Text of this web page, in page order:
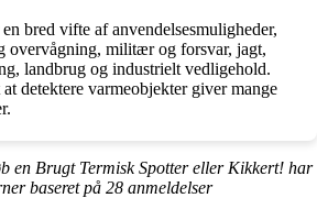
bred vifte af anvendelsesmuligheder,
overvågning, militær og forsvar, jagt,
landbrug og industrielt vedligehold.
detektere varmeobjekter giver mange
en Brugt Termisk Spotter eller Kikkert! har
baseret på 28 anmeldelser